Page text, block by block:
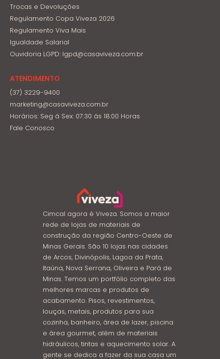
Trocas e Devoluções
Regulamento Copa Viveza 2026
Regulamento Viva Mais
Igualdade Salarial
Ouvidoria LGPD: lgpd@casaviveza.com.br
ATENDIMENTO
(37) 3229-9400
marketing@casaviveza.com.br
Horários: Seg á Sex: 07:30 ás 18:00 Horas
Fale Conosco
Cimcal agora é Viveza. Somos a maior
rede de lojas de materiais de
construção da região Centro-Oeste de
Minas Gerais. São 10 lojas nas cidades
de Arcos, Divinópolis, Lagoa da Prata,
Itaúna, Nova Serrana, Oliveira e Pará de
Minas. Temos um portfólio completo das
melhores marcas e produtos de
acabamento. Pisos, revestimentos,
louças, metais, produtos para sua
cozinha, banheiro, área de lazer, piscina
e área gourmet, além de materiais
hidráulicos, tintas e aquecimento solar. A
gente se dedica a fazer da sua casa um